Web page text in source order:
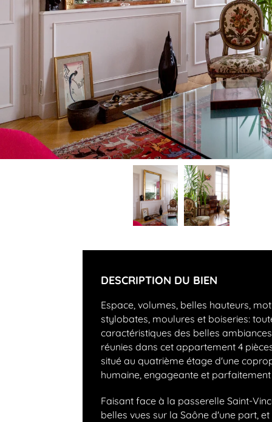
DESCRIPTION DU BIEN
Espace, volumes, belles hauteurs,
stylobates, moulures et boiseries:
caractéristiques des belles
réunies dans cet appartement 4
situé au quatrième étage d'une
humaine, engageante et
Faisant face à la passerelle Saint-
belles vues sur la Saône d'une part,